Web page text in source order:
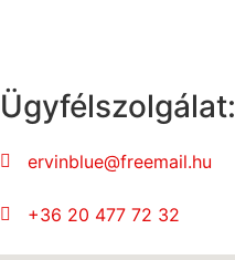
Ügyfélszolgálat:
ervinblue@freemail.hu
+36 20 477 72 32